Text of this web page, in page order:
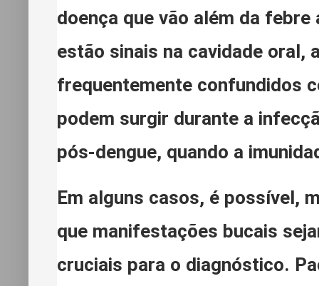
doença que vão além da
estão sinais na cavidade oral,
frequentemente confundidos
podem surgir durante a
pós-dengue, quando a
Em alguns casos, é possível,
que manifestações bucais
cruciais para o diagnóstico.